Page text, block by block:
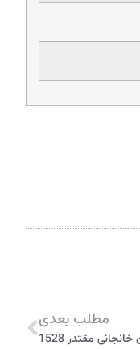
مطلب بعدی
مقتدر 1528